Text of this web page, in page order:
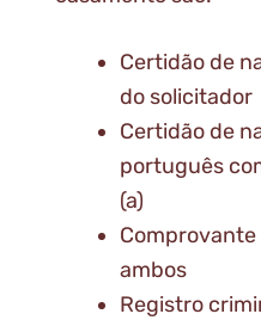
Certidão de
do solicitador
Certidão de
português
(a)
ambos
Registro